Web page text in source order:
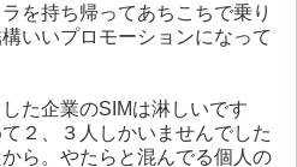
を持ち帰ってあちこちで乗り
いいプロモーションになって
た企業のSIMは淋しいです
２、３人しかいませんでした
ら。やたらと混んでる個人の